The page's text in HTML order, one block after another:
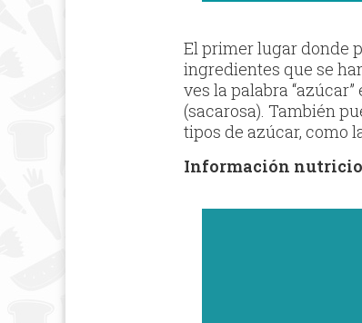
El primer lugar donde
ingredientes que se
ves la palabra
(sacarosa). También
tipos de azúcar, como
Información